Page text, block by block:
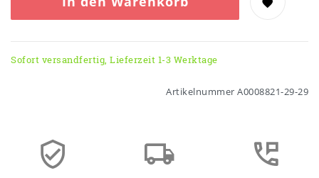
Sofort versandfertig, Lieferzeit 1-3 Werktage
Artikelnummer A0008821-29-29